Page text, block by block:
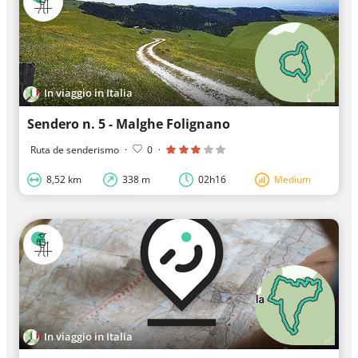
In viaggio in Italia
Sendero n. 5 - Malghe Folignano
Ruta de senderismo · 0 ·
8,52 km 338 m 02h16 Medium
In viaggio in Italia